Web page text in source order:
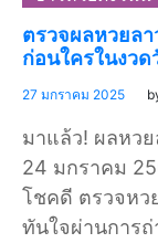
ตรวจผลหวยล
ก่อนใครในงว
27 มกราคม 2025
มาแล้ว! ผลหว
24 มกราคม
โชคดี ตรวจหว
ทันใจผ่านการ